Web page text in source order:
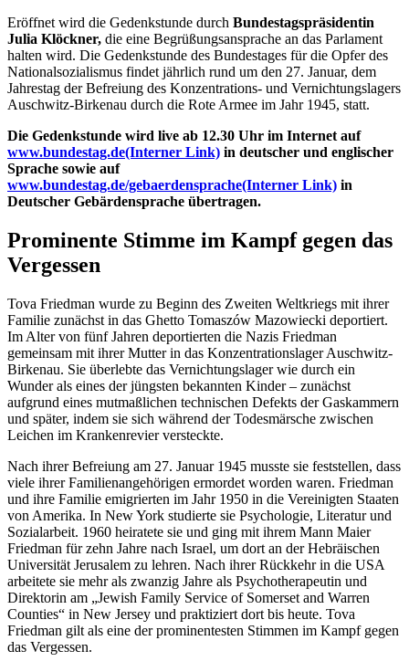
Eröffnet wird die Gedenkstunde durch Bundestagspräsidentin
Julia Klöckner, die eine Begrüßungsansprache an das Parlament
halten wird. Die Gedenkstunde des Bundestages für die Opfer des
Nationalsozialismus findet jährlich rund um den 27. Januar, dem
Jahrestag der Befreiung des Konzentrations- und Vernichtungslagers
Auschwitz-Birkenau durch die Rote Armee im Jahr 1945, statt.
Die Gedenkstunde wird live ab 12.30 Uhr im Internet auf
www.bundestag.de(Interner Link) in deutscher und englischer
Sprache sowie auf
www.bundestag.de/gebaerdensprache(Interner Link) in
Deutscher Gebärdensprache übertragen.
Prominente Stimme im Kampf gegen das
Vergessen
Tova Friedman wurde zu Beginn des Zweiten Weltkriegs mit ihrer
Familie zunächst in das Ghetto Tomaszów Mazowiecki deportiert.
Im Alter von fünf Jahren deportierten die Nazis Friedman
gemeinsam mit ihrer Mutter in das Konzentrationslager Auschwitz-
Birkenau. Sie überlebte das Vernichtungslager wie durch ein
Wunder als eines der jüngsten bekannten Kinder – zunächst
aufgrund eines mutmaßlichen technischen Defekts der Gaskammern
und später, indem sie sich während der Todesmärsche zwischen
Leichen im Krankenrevier versteckte.
Nach ihrer Befreiung am 27. Januar 1945 musste sie feststellen, dass
viele ihrer Familienangehörigen ermordet worden waren. Friedman
und ihre Familie emigrierten im Jahr 1950 in die Vereinigten Staaten
von Amerika. In New York studierte sie Psychologie, Literatur und
Sozialarbeit. 1960 heiratete sie und ging mit ihrem Mann Maier
Friedman für zehn Jahre nach Israel, um dort an der Hebräischen
Universität Jerusalem zu lehren. Nach ihrer Rückkehr in die USA
arbeitete sie mehr als zwanzig Jahre als Psychotherapeutin und
Direktorin am „Jewish Family Service of Somerset and Warren
Counties“ in New Jersey und praktiziert dort bis heute. Tova
Friedman gilt als eine der prominentesten Stimmen im Kampf gegen
das Vergessen.